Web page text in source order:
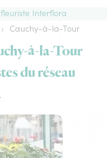
Interflora
› Cauchy-à-la-Tour
à-la-Tour
du réseau